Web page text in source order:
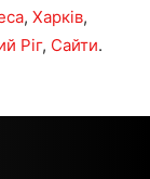
, Харків,
Ріг, Сайти.